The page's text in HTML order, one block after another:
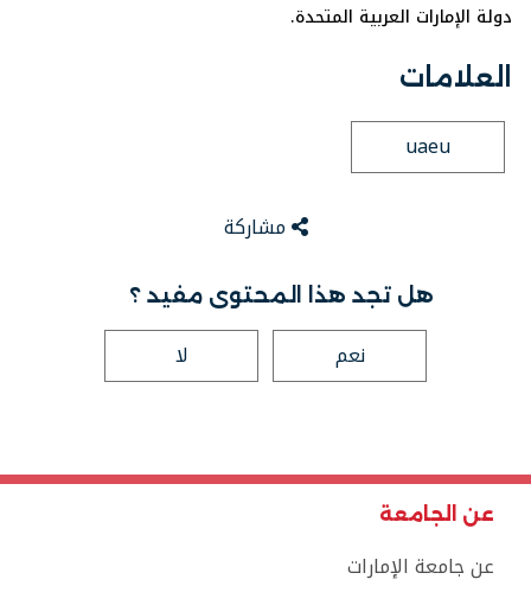
دولة الإمارات العربية المتحدة.
العلامات
uaeu
مشاركة
هل تجد هذا المحتوى مفيد ؟
نعم لا
عن الجامعة
عن جامعة الإمارات